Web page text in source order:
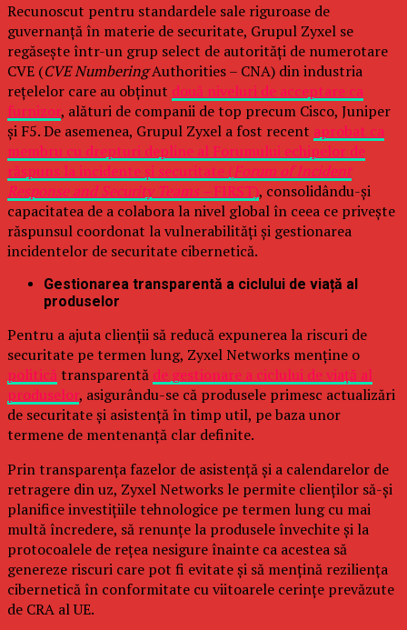
Recunoscut pentru standardele sale riguroase de
guvernanță în materie de securitate, Grupul Zyxel se
regăsește într-un grup select de autorități de numerotare
CVE (CVE NumberingAuthorities – CNA) din industria
rețelelor care au obținut două niveluri de acceptare ca
furnizor, alături de companii de top precum Cisco, Juniper
și F5. De asemenea, Grupul Zyxel a fost recent aprobat ca
membru cu drepturi depline al Forumului echipelor de
răspuns la incidente și securitate (Forum of Incident
Response and Security Teams –FIRST), consolidându-și
capacitatea de a colabora la nivel global în ceea ce privește
răspunsul coordonat la vulnerabilități și gestionarea
incidentelor de securitate cibernetică.
Gestionarea transparentă a ciclului de viață al
produselor
Pentru a ajuta clienții să reducă expunerea la riscuri de
securitate pe termen lung, Zyxel Networks menține o
politică transparentă de gestionare a ciclului de viață al
produselor, asigurându-se că produsele primesc actualizări
de securitate și asistență în timp util, pe baza unor
termene de mentenanță clar definite.
Prin transparența fazelor de asistență și a calendarelor de
retragere din uz, Zyxel Networks le permite clienților să-și
planifice investițiile tehnologice pe termen lung cu mai
multă încredere, să renunțe la produsele învechite și la
protocoalele de rețea nesigure înainte ca acestea să
genereze riscuri care pot fi evitate și să mențină reziliența
cibernetică în conformitate cu viitoarele cerințe prevăzute
de CRA al UE.